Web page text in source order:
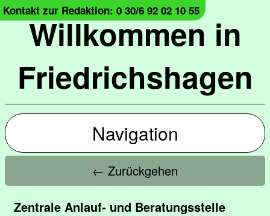
Willkommen in
Friedrichshagen
Kontakt zur Redaktion: 0 30/6 92 02 10 55
Navigation
← Zurückgehen
Zentrale Anlauf- und Beratungsstelle